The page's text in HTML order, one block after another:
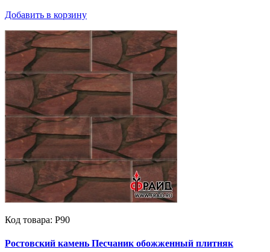
Добавить в корзину
Код товара: Р90
Ростовский камень Песчаник обожженный плитняк